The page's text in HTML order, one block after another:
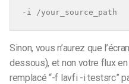
-i /your_source_path
Sinon, vous n’aurez que
dessous), et non votre flux en
remplacé “-f lavfi -i testsrc”